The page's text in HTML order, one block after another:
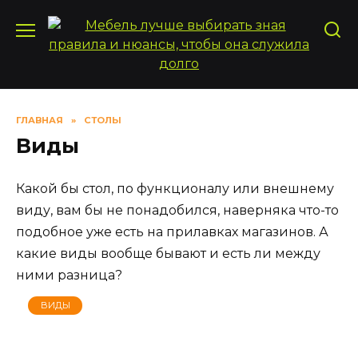
содержанию
ГЛАВНАЯ » СТОЛЫ
Виды
Какой бы стол, по функционалу или внешнему
виду, вам бы не понадобился, наверняка что-то
подобное уже есть на прилавках магазинов. А
какие виды вообще бывают и есть ли между
ними разница?
ВИДЫ